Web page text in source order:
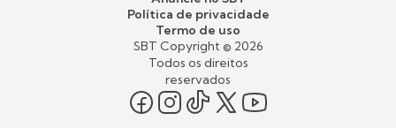
Política de privacidade
Termo de uso
SBT Copyright © 2026
Todos os direitos
reservados